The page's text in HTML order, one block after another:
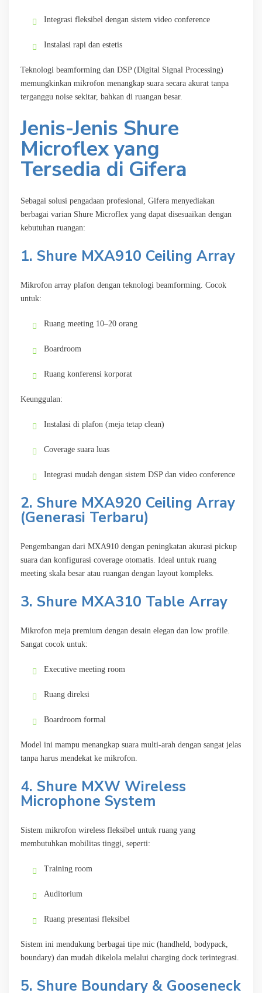
Integrasi fleksibel dengan sistem video conference
Instalasi rapi dan estetis
Teknologi beamforming dan DSP (Digital Signal Processing)
memungkinkan mikrofon menangkap suara secara akurat tanpa
terganggu noise sekitar, bahkan di ruangan besar.
Jenis-Jenis Shure
Microflex yang
Tersedia di Gifera
Sebagai solusi pengadaan profesional, Gifera menyediakan
berbagai varian Shure Microflex yang dapat disesuaikan dengan
kebutuhan ruangan:
1. Shure MXA910 Ceiling Array
Mikrofon array plafon dengan teknologi beamforming. Cocok
untuk:
Ruang meeting 10–20 orang
Boardroom
Ruang konferensi korporat
Keunggulan:
Instalasi di plafon (meja tetap clean)
Coverage suara luas
Integrasi mudah dengan sistem DSP dan video conference
2. Shure MXA920 Ceiling Array
(Generasi Terbaru)
Pengembangan dari MXA910 dengan peningkatan akurasi pickup
suara dan konfigurasi coverage otomatis. Ideal untuk ruang
meeting skala besar atau ruangan dengan layout kompleks.
3. Shure MXA310 Table Array
Mikrofon meja premium dengan desain elegan dan low profile.
Sangat cocok untuk:
Executive meeting room
Ruang direksi
Boardroom formal
Model ini mampu menangkap suara multi-arah dengan sangat jelas
tanpa harus mendekat ke mikrofon.
4. Shure MXW Wireless
Microphone System
Sistem mikrofon wireless fleksibel untuk ruang yang
membutuhkan mobilitas tinggi, seperti:
Training room
Auditorium
Ruang presentasi fleksibel
Sistem ini mendukung berbagai tipe mic (handheld, bodypack,
boundary) dan mudah dikelola melalui charging dock terintegrasi.
5. Shure Boundary & Gooseneck